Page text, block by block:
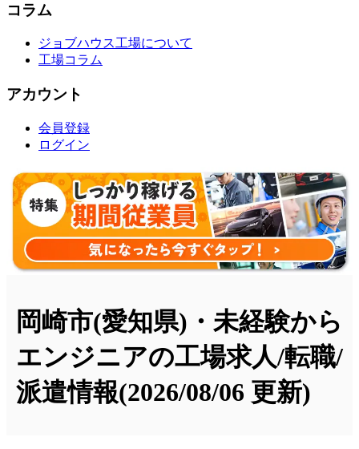
コラム
ジョブハウス工場について
工場コラム
アカウント
会員登録
ログイン
岡崎市(愛知県)・未経験から
エンジニアの工場求人/転職/
派遣情報(2026/08/06 更新)